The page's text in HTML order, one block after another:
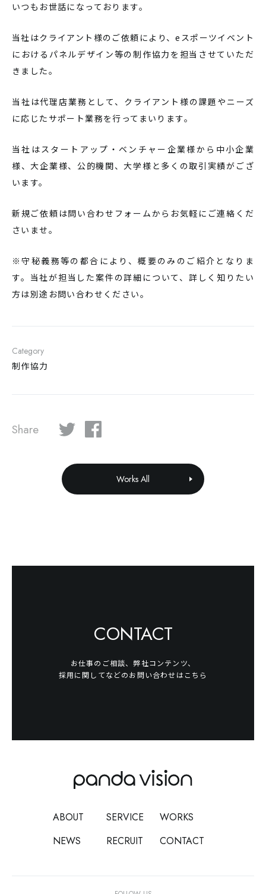
いつもお世話になっております。
当社はクライアント様のご依頼により、eスポーツイベント
におけるパネルデザイン等の制作協力を担当させていただ
きました。
当社は代理店業務として、クライアント様の課題やニーズ
に応じたサポート業務を行ってまいります。
当社はスタートアップ・ベンチャー企業様から中小企業
様、大企業様、公的機関、大学様と多くの取引実績がござ
います。
新規ご依頼は問い合わせフォームからお気軽にご連絡くだ
さいませ。
※守秘義務等の都合により、概要のみのご紹介となりま
す。当社が担当した案件の詳細について、詳しく知りたい
方は別途お問い合わせください。
Category
制作協力
Share
Works All
CONTACT
お仕事のご相談、弊社コンテンツ、
採用に関してなどのお問い合わせはこちら
ABOUT SERVICE
WORKS
NEWS
RECRUIT CONTACT